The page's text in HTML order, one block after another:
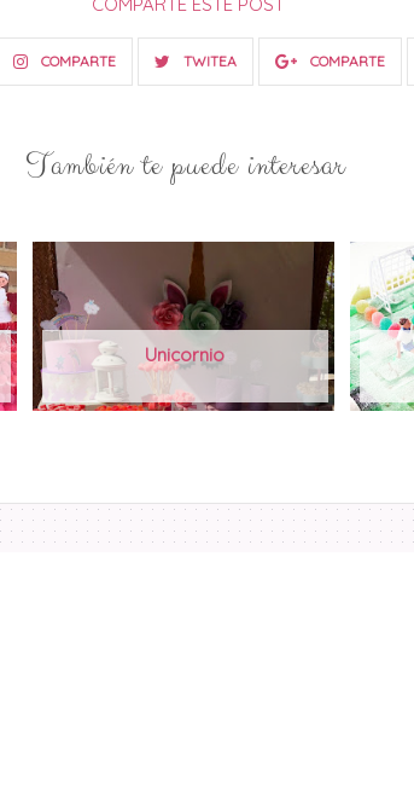
COMPARTE TWITEA COMPARTE
También te puede interesar
Unicornio